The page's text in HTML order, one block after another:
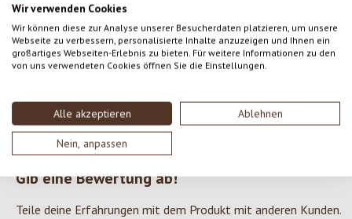
Wir verwenden Cookies
Wir können diese zur Analyse unserer Besucherdaten platzieren, um unsere
Webseite zu verbessern, personalisierte Inhalte anzuzeigen und Ihnen ein
großartiges Webseiten-Erlebnis zu bieten. Für weitere Informationen zu den
von uns verwendeten Cookies öffnen Sie die Einstellungen.
Alle akzeptieren Ablehnen
Nein, anpassen
0%
Akzeptierbar (0)
0%
Unbefriedigend (0)
Gib eine Bewertung ab!
Teile deine Erfahrungen mit dem Produkt mit anderen Kunden.